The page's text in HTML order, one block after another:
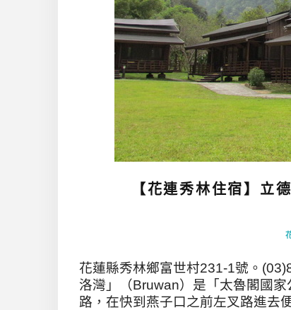
【花連秀林住宿】立
花蓮縣秀林鄉富世村231-1號。
洛灣」（Bruwan）是「太魯閣國
路，在快到燕子口之前左叉路進去